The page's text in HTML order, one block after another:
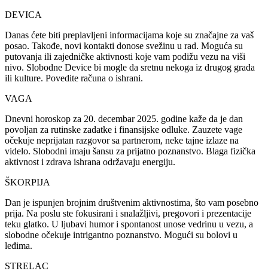
DEVICA
Danas ćete biti preplavljeni informacijama koje su značajne za vaš
posao. Takođe, novi kontakti donose svežinu u rad. Moguća su
putovanja ili zajedničke aktivnosti koje vam podižu vezu na viši
nivo. Slobodne Device bi mogle da sretnu nekoga iz drugog grada
ili kulture. Povedite računa o ishrani.
VAGA
Dnevni horoskop za 20. decembar 2025. godine kaže da je dan
povoljan za rutinske zadatke i finansijske odluke. Zauzete vage
očekuje neprijatan razgovor sa partnerom, neke tajne izlaze na
videlo. Slobodni imaju šansu za prijatno poznanstvo. Blaga fizička
aktivnost i zdrava ishrana održavaju energiju.
ŠKORPIJA
Dan je ispunjen brojnim društvenim aktivnostima, što vam posebno
prija. Na poslu ste fokusirani i snalažljivi, pregovori i prezentacije
teku glatko. U ljubavi humor i spontanost unose vedrinu u vezu, a
slobodne očekuje intrigantno poznanstvo. Mogući su bolovi u
leđima.
STRELAC